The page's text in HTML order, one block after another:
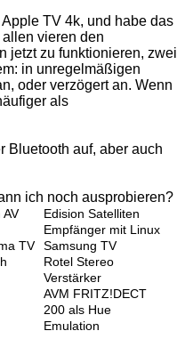
TV 4k, und habe das
vieren den
jetzt zu funktionieren, zwei
in unregelmäßigen
oder verzögert an. Wenn
als
Bluetooth auf, aber auch
ich noch ausprobieren?
AV
Edision Satelliten
Empfänger mit Linux
TV
Samsung TV
Rotel Stereo
Verstärker
AVM FRITZ!DECT
200 als Hue
Emulation